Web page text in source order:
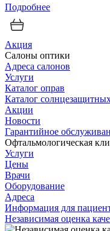
Подробнее
Акция
Салоны оптики
Адреса салонов
Услуги
Каталог оправ
Каталог
Акции
Новости
Гарантийное
Офтальмологическая
Услуги
Цены
Врачи
Оборудование
Адреса
Информация для
Независимая оценка